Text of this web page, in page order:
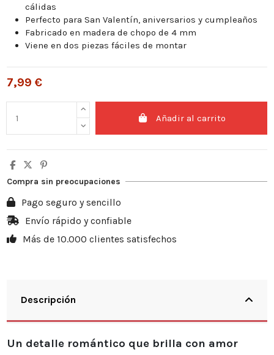
cálidas
Perfecto para San Valentín, aniversarios y cumpleaños
Fabricado en madera de chopo de 4 mm
Viene en dos piezas fáciles de montar
7,99 €
Añadir al carrito
Compra sin preocupaciones
Pago seguro y sencillo
Envío rápido y confiable
Más de 10.000 clientes satisfechos
Descripción
Un detalle romántico que brilla con amor